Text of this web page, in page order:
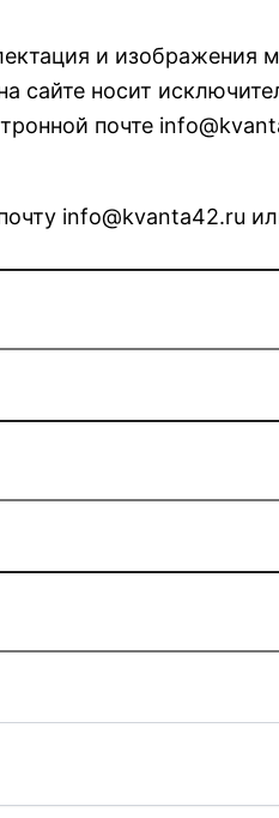
и изображения
носит
почте
info@kvanta42.ru